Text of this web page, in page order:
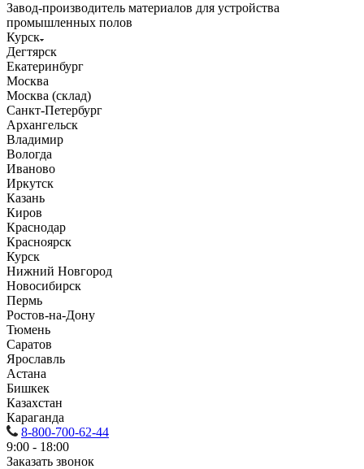
Завод-производитель материалов для устройства
промышленных полов
Курск
Дегтярск
Екатеринбург
Москва
Москва (склад)
Санкт-Петербург
Архангельск
Владимир
Вологда
Иваново
Иркутск
Казань
Киров
Краснодар
Красноярск
Курск
Нижний Новгород
Новосибирск
Пермь
Ростов-на-Дону
Тюмень
Саратов
Ярославль
Астана
Бишкек
Казахстан
Караганда
8-800-700-62-44
9:00 - 18:00
Заказать звонок